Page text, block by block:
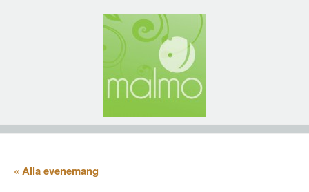
« Alla evenemang